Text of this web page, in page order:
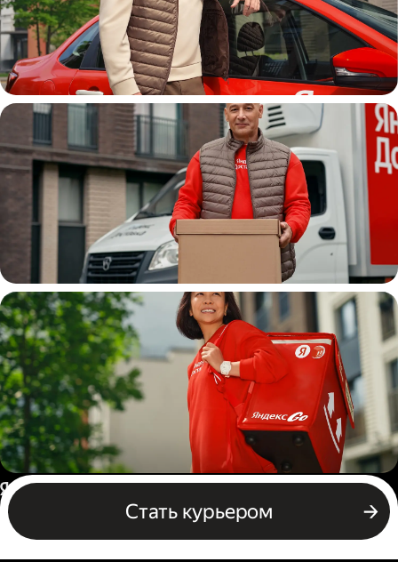
Автокурьер
Водитель
грузовой машины
Пеший курьер
Стать курьером
Россия
Бизнесу